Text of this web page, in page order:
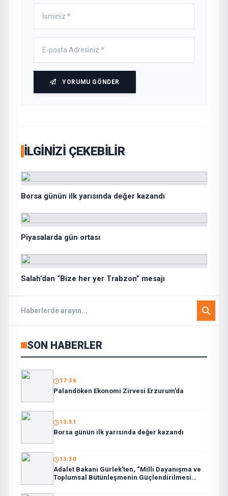
YORUMU GÖNDER
İLGINIZI ÇEKEBILIR
Borsa günün ilk yarısında değer kazandı
Piyasalarda gün ortası
Salah’dan “Bize her yer Trabzon” mesajı
SON HABERLER
17:36
Palandöken Ekonomi Zirvesi Erzurum’da
13:31
Borsa günün ilk yarısında değer kazandı
13:30
Adalet Bakanı Gürlek’ten, “Milli Dayanışma ve
Toplumsal Bütünleşmenin Güçlendirilmesi